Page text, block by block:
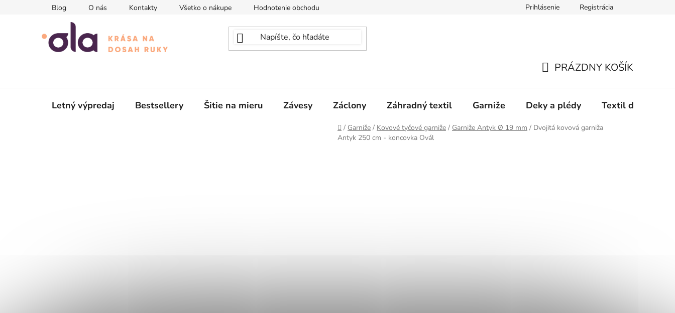
Blog O nás Kontakty Všetko o nákupe Hodnotenie obchodu Prihlásenie Registrácia
KOŠÍK
PRÁZDNY KOŠÍK
Letný výpredaj Bestsellery Šitie na mieru Závesy Záclony Záhradný textil Garniže Deky a plédy Textil do spálne
Domov
/ Garniže / Kovové tyčové garniže / Garniže Antyk Ø 19 mm / Dvojitá kovová garniža
Antyk 250 cm - koncovka Ovál